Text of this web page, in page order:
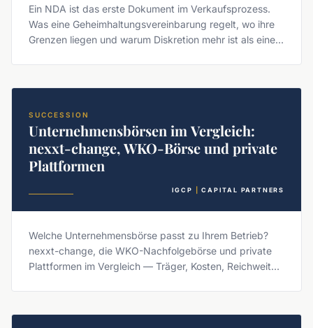
Ein NDA ist das erste Dokument im Verkaufsprozess.
Was eine Geheimhaltungsvereinbarung regelt, wo ihre
Grenzen liegen und warum Diskretion mehr ist als eine
SUCCESSION
Unternehmensbörsen im Vergleich:
nexxt-change, WKO-Börse und private
Plattformen
IGCP CAPITAL PARTNERS
Welche Unternehmensbörse passt zu Ihrem Betrieb?
nexxt-change, die WKO-Nachfolgebörse und private
Plattformen im Vergleich — Träger, Kosten, Reichweite